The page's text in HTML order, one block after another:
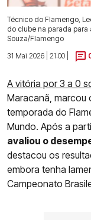
Técnico do Flamengo,
do clube na parada para
Souza/Flamengo
31 Mai 2026 | 21:00 |
A vitória por 3 a 0
Maracanã, marcou
temporada do
Mundo. Após a
avaliou o
destacou os
embora tenha
Campeonato